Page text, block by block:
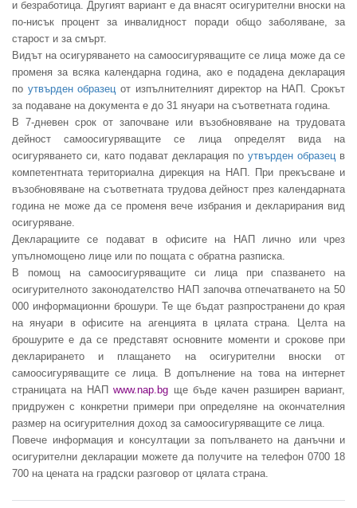
и безработица. Другият вариант е да внасят осигурителни вноски на
по-нисък процент за инвалидност поради общо заболяване, за
старост и за смърт.
Видът на осигуряването на самоосигуряващите се лица може да се
променя за всяка календарна година, ако е подадена декларация
по утвърден образец от изпълнителният директор на НАП. Срокът
за подаване на документа е до 31 януари на съответната година.
В 7-дневен срок от започване или възобновяване на трудовата
дейност самоосигуряващите се лица определят вида на
осигуряването си, като подават декларация по утвърден образец в
компетентната териториална дирекция на НАП. При прекъсване и
възобновяване на съответната трудова дейност през календарната
година не може да се променя вече избрания и декларирания вид
осигуряване.
Декларациите се подават в офисите на НАП лично или чрез
упълномощено лице или по пощата с обратна разписка.
В помощ на самоосигуряващите си лица при спазването на
осигурителното законодателство НАП започва отпечатването на 50
000 информационни брошури. Те ще бъдат разпространени до края
на януари в офисите на агенцията в цялата страна. Целта на
брошурите е да се представят основните моменти и срокове при
декларирането и плащането на осигурителни вноски от
самоосигуряващите се лица. В допълнение на това на интернет
страницата на НАПwww.nap.bg ще бъде качен разширен вариант,
придружен с конкретни примери при определяне на окончателния
размер на осигурителния доход за самоосигуряващите се лица
Повече информация и консултации за попълването на данъчни и
осигурителни декларации можете да получите на телефон 0700 18
700 на цената на градски разговор от цялата страна.